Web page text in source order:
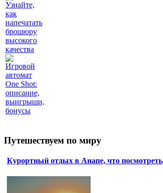
Узнайте,
как
напечатать
брошюру
высокого
качества
Игровой
автомат
One Shot:
описание,
выигрыши,
бонусы
Путешествуем по миру
Курортный отдых в Анапе, что посмотреть